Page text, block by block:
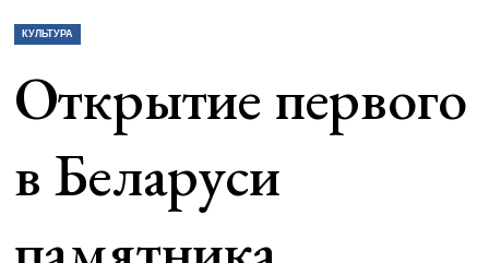
КУЛЬТУРА
Открытие первого
в Беларуси